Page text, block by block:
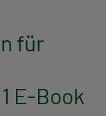
für
E-Book